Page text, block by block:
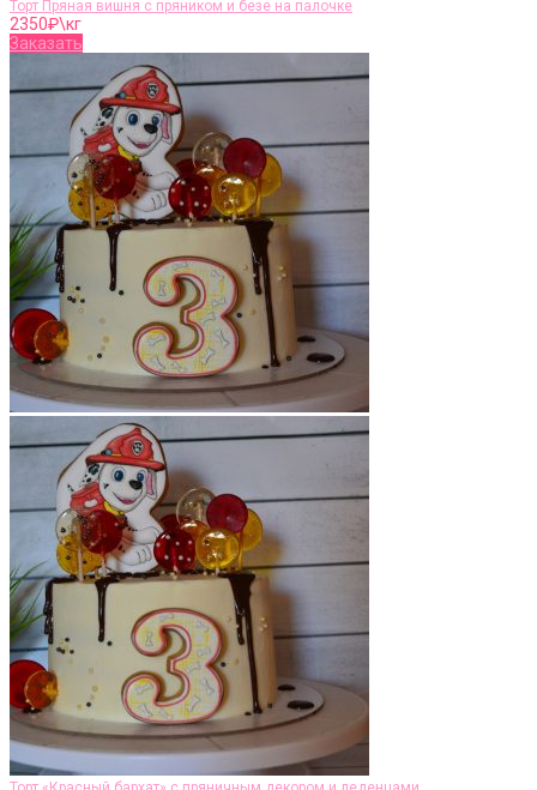
Торт Пряная вишня с пряником и безе на палочке
2350₽\кг
Заказать